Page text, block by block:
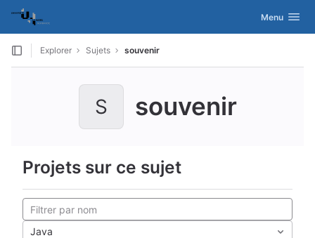
Skip to content
GitLab Activer/
Menu
Explorer Sujets souvenir
S souvenir
Projets sur ce sujet
Java